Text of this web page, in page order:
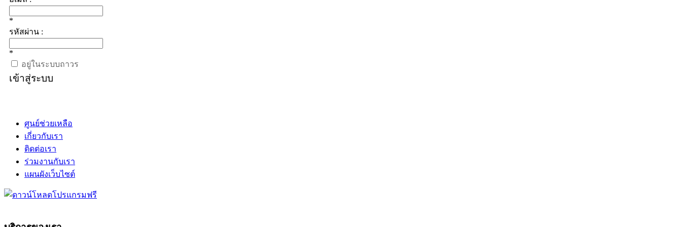
*
รหัสผ่าน :
*
อยู่ในระบบถาวร
เข้าสู่ระบบ
ศูนย์ช่วยเหลือ
เกี่ยวกับเรา
ติดต่อเรา
ร่วมงานกับเรา
แผนผังเว็บไซต์